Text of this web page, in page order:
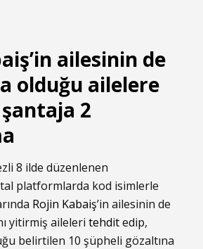
ailesinin de
olduğu ailelere
2
8 ilde düzenlenen
platformlarda kod isimlerle
Rojin Kabaiş’in ailesinin de
yitirmiş aileleri tehditedip,
belirtilen 10 şüpheli gözaltına